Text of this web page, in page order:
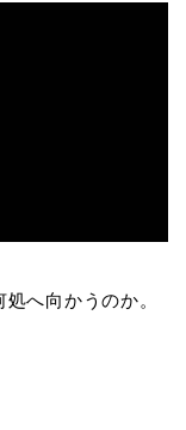
へ向かうのか。